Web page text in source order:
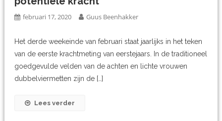
februari 17, 2020 Guus Beenhakker
Het derde weekeinde van februari staat jaarlijks in het teken
van de eerste krachtmeting van eerstejaars. In de traditioneel
goedgevulde velden van de achten en lichte vrouwen
dubbelviermetten zijn de […]
Lees verder